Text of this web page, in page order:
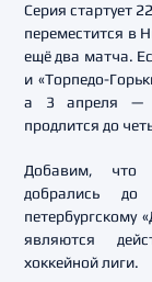
Серия стартует
переместится в
ещё два матча.
и «Торпедо-
а 3 апреля —
продлится до
Добавим, что
добрались
петербургскому
являются
хоккейной лиги.